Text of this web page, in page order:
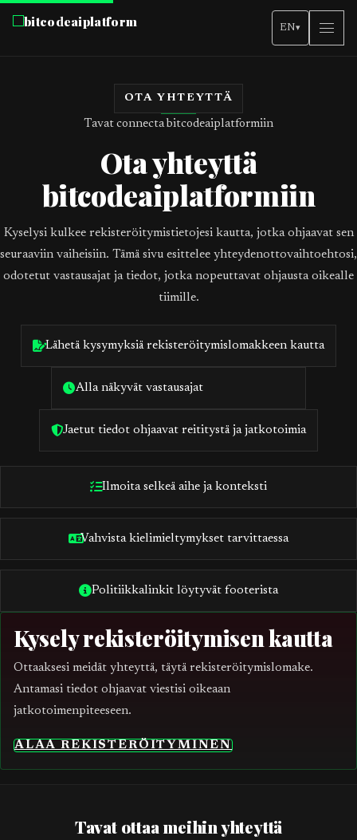
bitcodeaiplatform EN▾
OTA YHTEYTTÄ
Tavat connecta bitcodeaiplatformiin
Ota yhteyttä
bitcodeaiplatformiin
Kyselysi kulkee rekisteröitymistietojesi kautta, jotka ohjaavat sen
seuraaviin vaiheisiin. Tämä sivu esittelee yhteydenottovaihtoehtosi,
odotetut vastausajat ja tiedot, jotka nopeuttavat ohjausta oikealle
tiimille.
Lähetä kysymyksiä rekisteröitymislomakkeen kautta
Alla näkyvät vastausajat
Jaetut tiedot ohjaavat reititystä ja jatkotoimia
Ilmoita selkeä aihe ja konteksti
Vahvista kielimieltymykset tarvittaessa
Politiikkalinkit löytyvät footerista
Kysely rekisteröitymisen kautta
Ottaaksesi meidät yhteyttä, täytä rekisteröitymislomake.
Antamasi tiedot ohjaavat viestisi oikeaan
jatkotoimenpiteeseen.
ALAA REKISTERÖITYMINEN
Tavat ottaa meihin yhteyttä